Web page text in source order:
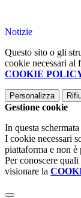
Notizie
Questo sito o gli
cookie necessari al
COOKIE
Personalizza
Gestione cookie
In questa
I cookie necessari
piattaforma e non
Per conoscere
visionare la